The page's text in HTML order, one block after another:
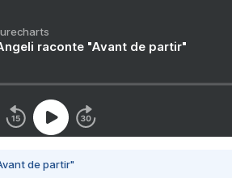
raconte "Avant de partir"
de partir"